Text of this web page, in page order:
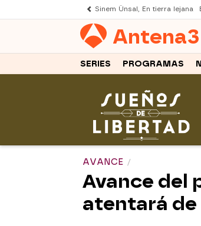
Sinem Ünsal, En tierra lejana
Antena3
SERIES PROGRAMAS
AVANCE
Avance del
atentará de